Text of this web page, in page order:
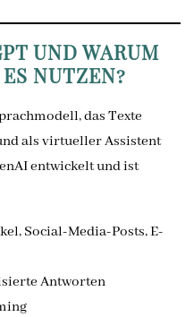
UND WARUM
NUTZEN?
das Texte
als virtueller Assistent
entwickelt und ist
Social-Media-Posts, E-
Antworten